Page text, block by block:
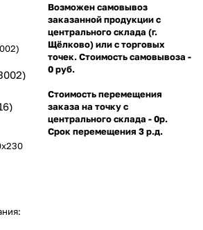
Возможен самовывоз
заказанной продукции с
центрального склада (г.
Щёлково) или с торговых
точек. Стоимость самовывоза -
0 руб.
Стоимость перемещения
заказа на точку с
центрального склада - 0р.
Срок перемещения 3 р.д.